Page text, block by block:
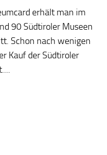
erhält man im
90 Südtiroler Museen
Schon nach wenigen
Kauf der Südtiroler